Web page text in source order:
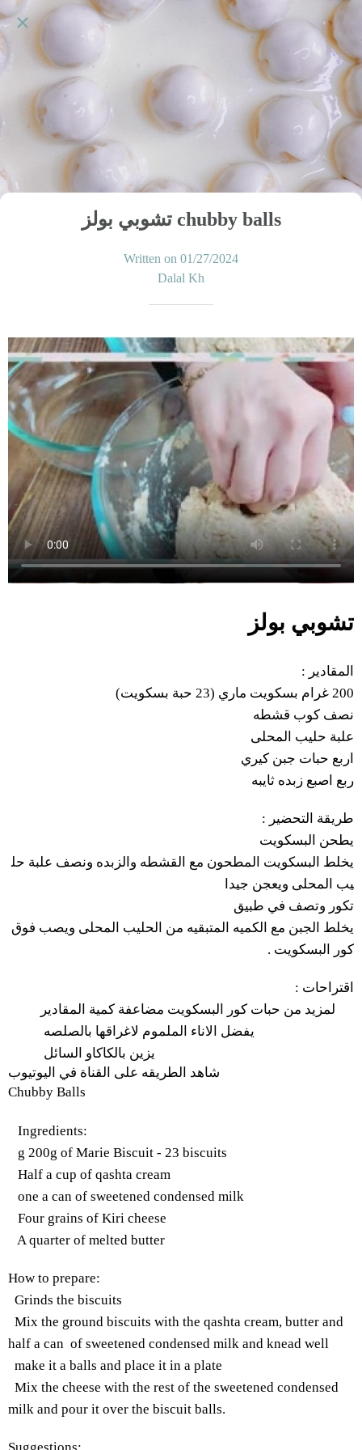
تشوبي بولز chubby balls
Written on 01/27/2024
Dalal Kh
تشوبي بولز
المقادير :
200 غرام بسكويت ماري (
23 حبة بسكويت)
نصف كوب قشطه
علبة حليب المحلى
اربع حبات جبن كيري
ربع اصبع زبده ثايبه
طريقة التحضير :
يطحن البسكويت
يخلط البسكويت المطحون مع القشطه والزبده ونصف علبة حل
يب المحلى ويعجن جيدا
تكور وتصف في طبيق
يخلط الجبن مع الكميه المتبقيه من الحليب المحلى ويصب فوق
كور
البسكويت .
اقتراحات :
لمزيد من حبات كور البسكويت مضاعفة كمية المقادير
يفضل
الاناء الملموم لاغراقها بالصلصه
يزين بالكاكاو السائل
شاهد الطريقه على القناة في اليوتيوب
Chubby Balls
Ingredients:
g 200g of Marie Biscuit - 23 biscuits
Half a cup of qashta cream
one a can of sweetened condensed milk
Four grains of Kiri cheese
A quarter of melted butter
How to prepare:
Grinds the biscuits
Mix the ground biscuits with the qashta cream, butter and
half a can of sweetened condensed milk and knead well
make it a balls and place it in a plate
Mix the cheese with the rest of the sweetened condensed
milk and pour it over the biscuit balls.